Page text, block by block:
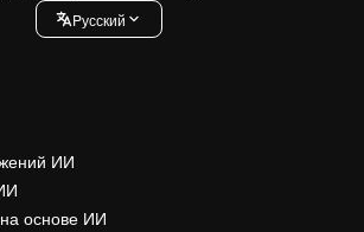
Pусский
ИИ
основе ИИ